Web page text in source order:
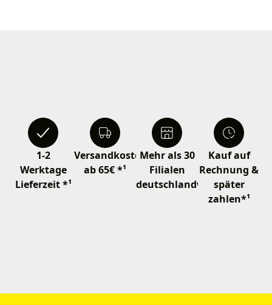
1-2
Werktage
Lieferzeit *¹
Versandkostenfrei
ab 65€ *¹
Mehr als 30
Filialen
deutschlandweit
Kauf auf
Rechnung &
später
zahlen*¹